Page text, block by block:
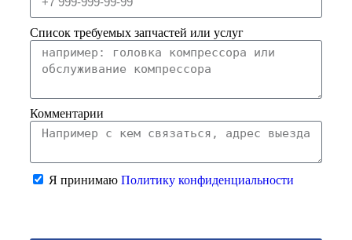
Список требуемых запчастей или услуг
Комментарии
Я принимаю Политику конфиденциальности